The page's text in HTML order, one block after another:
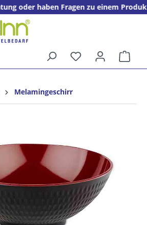
oder haben Fragen zu einem
Melamingeschirr